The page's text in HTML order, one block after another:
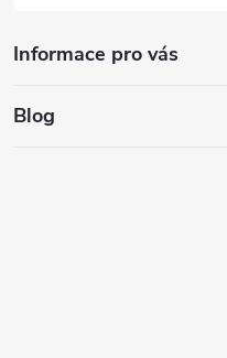
Informace pro vás
Blog